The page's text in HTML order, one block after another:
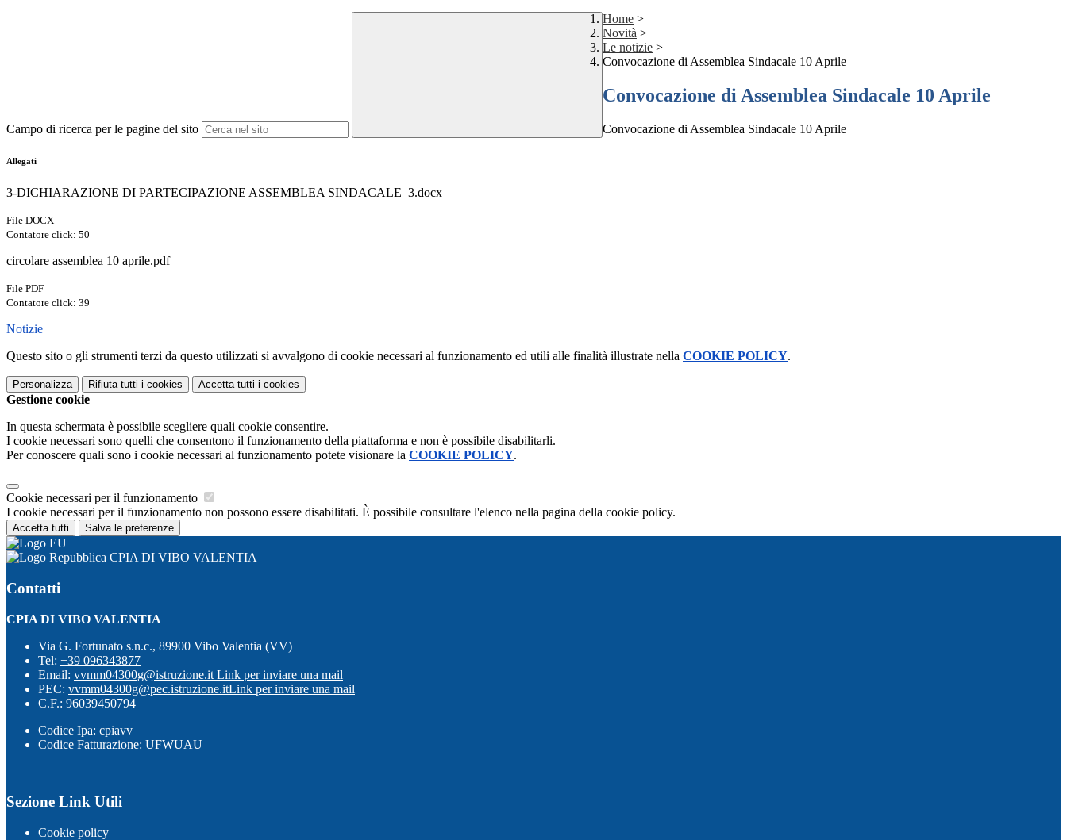
Campo di ricerca per le pagine del sito
Home >
Novità >
Le notizie >
Convocazione di Assemblea Sindacale 10 Aprile
Convocazione di Assemblea Sindacale 10 Aprile
Convocazione di Assemblea Sindacale 10 Aprile
Allegati
3-DICHIARAZIONE DI PARTECIPAZIONE ASSEMBLEA SINDACALE_3.docx
File DOCX
Contatore click: 50
circolare assemblea 10 aprile.pdf
File PDF
Contatore click: 39
Notizie
Questo sito o gli strumenti terzi da questo utilizzati si avvalgono di cookie necessari al funzionamento ed utili alle finalità illustrate nella COOKIE POLICY.
Personalizza Rifiuta tutti i cookies Accetta tutti i cookies
Gestione cookie
In questa schermata è possibile scegliere quali cookie consentire.
I cookie necessari sono quelli che consentono il funzionamento della piattaforma e non è possibile disabilitarli.
Per conoscere quali sono i cookie necessari al funzionamento potete visionare la COOKIE POLICY.
Cookie necessari per il funzionamento
I cookie necessari per il funzionamento non possono essere disabilitati. È possibile consultare l'elenco nella pagina della cookie policy.
Accetta tutti Salva le preferenze
CPIA DI VIBO VALENTIA
Contatti
CPIA DI VIBO VALENTIA
Via G. Fortunato s.n.c., 89900 Vibo Valentia (VV)
Tel: +39 096343877
Email: vvmm04300g@istruzione.it Link per inviare una mail
PEC: vvmm04300g@pec.istruzione.itLink per inviare una mail
C.F.: 96039450794
Codice Ipa: cpiavv
Codice Fatturazione: UFWUAU
Sezione Link Utili
Cookie policy